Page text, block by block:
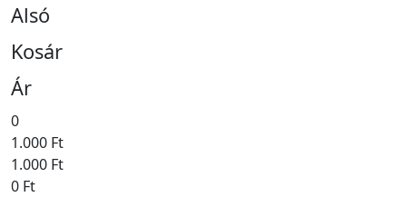
Alsó
Kosár
Ár
0
1.000 Ft
1.000 Ft
0 Ft